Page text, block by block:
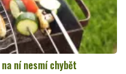
ní nesmí chybět